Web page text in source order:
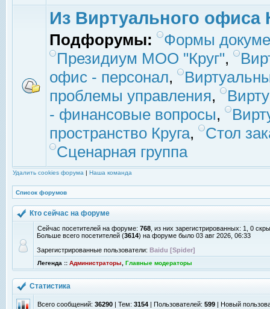
Из Виртуального офиса
Подфорумы:
Формы
Президиум МОО "Круг",
офис - персонал,
проблемы управления,
- финансовые вопросы,
пространство Круга,
Стол
Сценарная группа
Удалить cookies форума | Наша команда
Список форумов
Кто сейчас на форуме
Сейчас посетителей на форуме: 768 , из них зарегистрированных: 1, 0
Больше всего посетителей (3614) на форуме было 03 авг 2026, 06:33
Зарегистрированные пользователи: Baidu [Spider]
Легенда :: Администраторы Главные модераторы
Статистика
Всего сообщений: 36290 | Тем: 3154 | Пользователей: 599 | Новый